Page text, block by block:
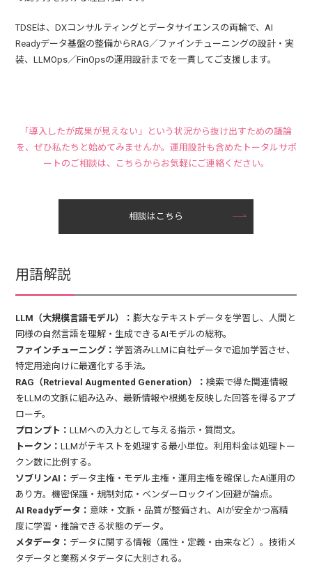
TDSEは、DXコンサルティングとデータサイエンスの両輪で、AI
Readyデータ基盤の整備からRAG／ファインチューニングの設計・実
装、LLMOps／FinOpsの運用設計までを一貫してご支援します。
「導入したが成果が見えない」という状況から抜け出すための議論
を、ぜひ私たちと始めてみませんか。運用設計も含めたトータルサポ
ートのご相談は、こちらからお気軽にご連絡ください。
相談はこちら
用語解説
LLM（大規模言語モデル）：膨大なテキストデータを学習し、人間と
同様の自然言語を理解・生成できるAIモデルの総称。
ファインチューニング：学習済みLLMに自社データで追加学習させ、
特定用途向けに最適化する手法。
RAG（Retrieval Augmented Generation）：検索で得た関連情報
をLLMの文脈に組み込み、最新情報や根拠を反映した回答を得るアプ
ローチ。
プロンプト：LLMへの入力として与える指示・質問文。
トークン：LLMがテキストを処理する最小単位。利用料金は処理トー
クン数に比例する。
ソブリンAI： データ主権・モデル主権・運用主権を確保したAI運用の
あり方。機密保護・規制対応・ベンダーロックイン回避が論点。
AI Readyデータ： 意味・文脈・品質が整備され、AIが安全かつ高精
度に学習・推論できる状態のデータ。
メタデータ： データに関する情報（属性・定義・由来など）。技術メ
タデータと業務メタデータに大別される。